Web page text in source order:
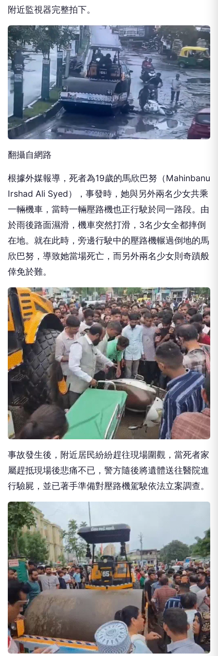
附近監視器完整拍下。
翻攝自網路
根據外媒報導，死者為19歲的馬欣巴努（Mahinbanu
Irshad Ali Syed），事發時，她與另外兩名少女共乘
一輛機車，當時一輛壓路機也正行駛於同一路段。由
於雨後路面濕滑，機車突然打滑，3名少女全都摔倒
在地。就在此時，旁邊行駛中的壓路機輾過倒地的馬
欣巴努，導致她當場死亡，而另外兩名少女則奇蹟般
倖免於難。
事故發生後，附近居民紛紛趕往現場圍觀，當死者家
屬趕抵現場後悲痛不已，警方隨後將遺體送往醫院進
行驗屍，並已著手準備對壓路機駕駛依法立案調查。